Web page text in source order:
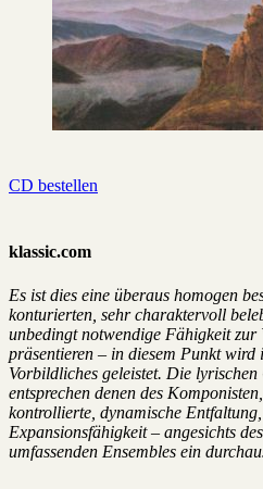
CD bestellen
klassic.com
Es ist dies eine überaus homogen
konturierten, sehr charaktervoll
unbedingt notwendige Fähigkeit zur
präsentieren – in diesem Punkt
Vorbildliches geleistet. Die
entsprechen denen des
kontrollierte, dynamische
Expansionsfähigkeit – angesichts
umfassenden Ensembles ein